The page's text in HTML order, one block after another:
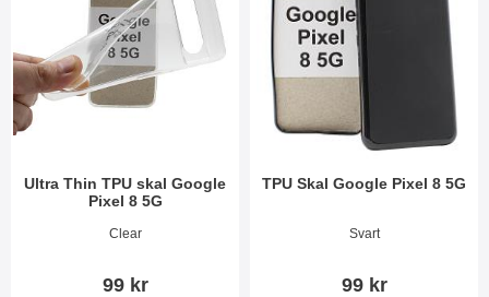
Ultra Thin TPU skal Google
Pixel 8 5G
Art. nr 49426Clear
99 kr
TPU Skal Google Pixel 8 5G
Art. nr 49430Svart
99 kr